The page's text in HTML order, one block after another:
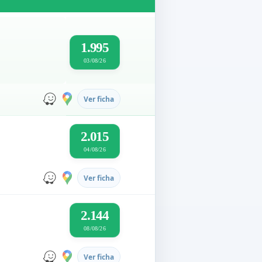
1.995
03/08/26
Ver ficha
2.015
04/08/26
Ver ficha
2.144
08/08/26
Ver ficha